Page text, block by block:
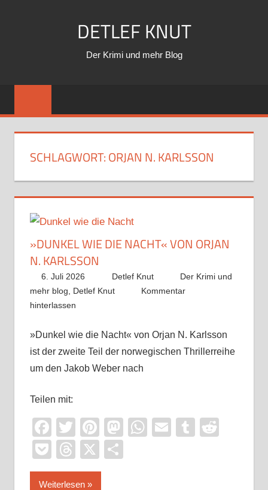
DETLEF KNUT
Der Krimi und mehr Blog
SCHLAGWORT:ORJAN N. KARLSSON
»DUNKEL WIE DIE NACHT« VON ORJAN
N. KARLSSON
6. Juli 2026 Detlef Knut
Der Krimi und
mehr blog
Detlef Knut
Kommentar
hinterlassen
»Dunkel wie die Nacht« von Orjan N. Karlsson
ist der zweite Teil der norwegischen Thrillerreihe
um den Jakob Weber nach
Teilen mit:
Facebook
TwitterPinterest
Mastodon
WhatsApp
EmailTumblr
PocketThreads
X
Weiterlesen